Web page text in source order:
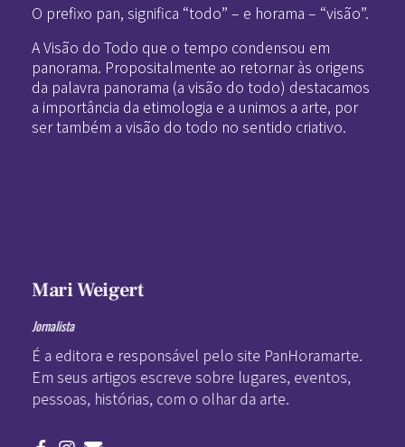
O prefixo pan, significa “todo” – e horama – “visão”.
A Visão do Todo que o tempo condensou em
panorama. Propositalmente ao retornar às origens
da palavra panorama (a visão do todo) destacamos
a importância da etimologia e a unimos a arte, por
ser também a visão do todo no sentido criativo.
Mari Weigert
Jornalista
É a editora e responsável pelo site PanHoramarte.
Em seus artigos escreve sobre lugares, eventos,
pessoas, histórias, com o olhar da arte.